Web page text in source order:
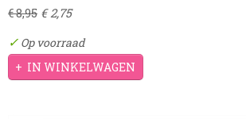
€ 8,95 € 2,75
✓ Op voorraad
IN WINKELWAGEN